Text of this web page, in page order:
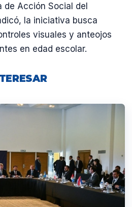
de Acción Social del
la iniciativa busca
visuales y anteojos
en edad escolar.